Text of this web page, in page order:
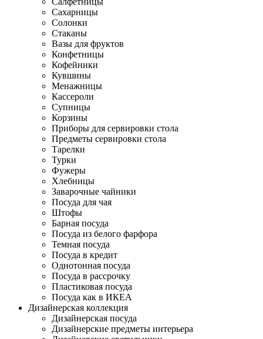
Сахарницы
Солонки
Стаканы
Вазы для фруктов
Конфетницы
Кофейники
Кувшины
Менажницы
Кассероли
Супницы
Корзины
Приборы для сервировки стола
Предметы сервировки стола
Тарелки
Турки
Фужеры
Хлебницы
Заварочные чайники
Посуда для чая
Штофы
Барная посуда
Посуда из белого фарфора
Темная посуда
Посуда в кредит
Однотонная посуда
Посуда в рассрочку
Пластиковая посуда
Посуда как в ИКЕА
Дизайнерская коллекция
Дизайнерская посуда
Дизайнерские предметы интерьера